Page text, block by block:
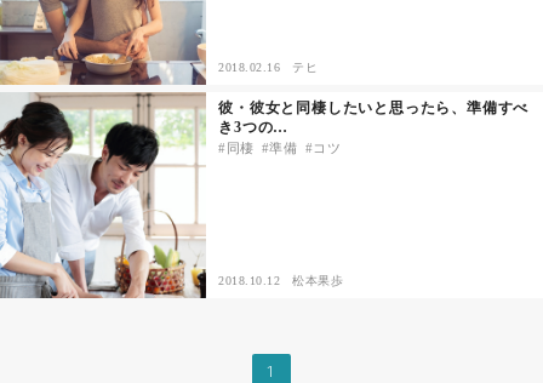
あるある
その他
ドキドキ
仕事とキャリア
特集
2018.02.16 テヒ
彼・彼女と同棲したいと思ったら、準備すべ
き3つの…
同棲 準備 コツ
2018.10.12 松本果歩
1